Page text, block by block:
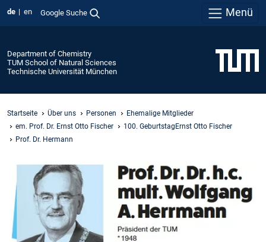
de en Google Suche Menü
Department of Chemistry
TUM School of Natural Sciences
Technische Universität München
Startseite Über uns Personen
Ehemalige Mitglieder
em. Prof. Dr. Ernst Otto Fischer
100. GeburtstagErnst Otto Fischer
Prof. Dr. Hermann